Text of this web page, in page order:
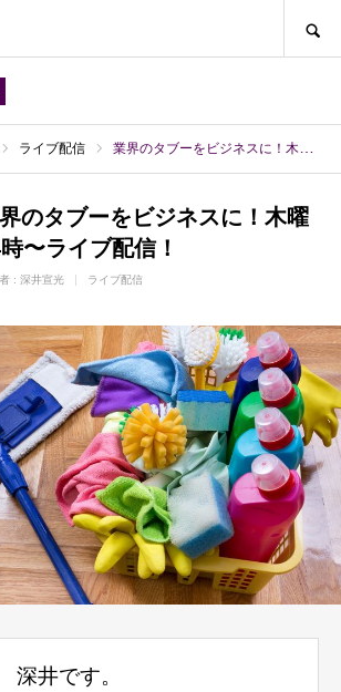
ライブ配信 業界のタブーをビジネスに！木曜14時〜ライブ配信！
のタブーをビジネスに！木曜
〜ライブ配信！
: 深井宣光 ライブ配信
井です。